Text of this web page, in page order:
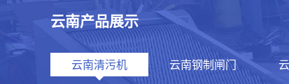
云南产品展示
云南清污机 云南钢制闸门